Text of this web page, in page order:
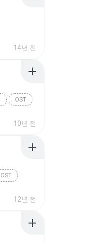
14년 전
OST
10년 전
OST
12년 전